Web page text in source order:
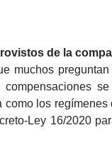
de la
muchos preguntan
se
como los regímenes
Ley 16/2020